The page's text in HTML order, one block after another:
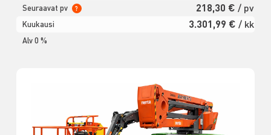
Seuraavat pv ? 218,30 € / pv
Kuukausi 3.301,99 € / kk
Alv 0 %